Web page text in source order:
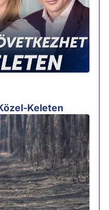
Keleten